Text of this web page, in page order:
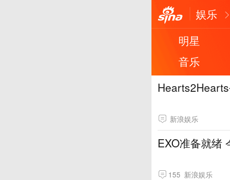
娱乐
明星
音乐
新浪娱乐
EXO准备就绪
155 新浪娱乐